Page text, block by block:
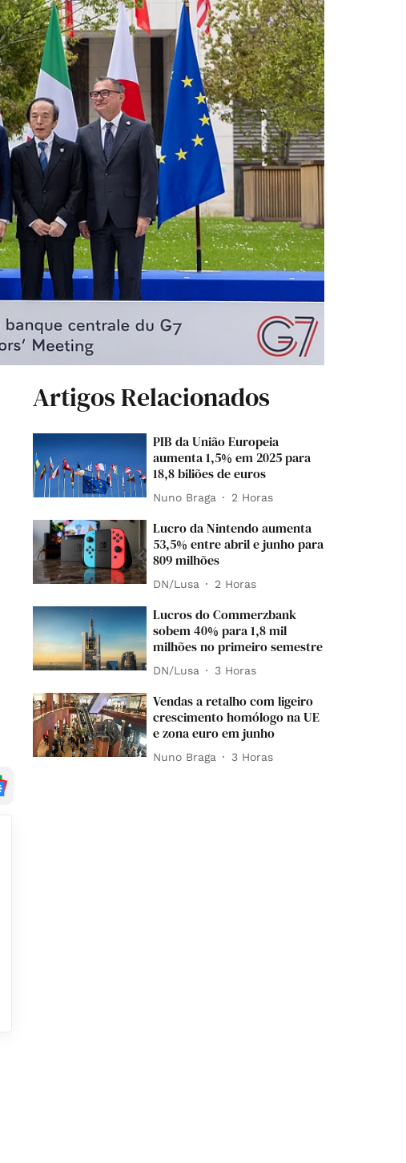
Artigos Relacionados
PIB da União Europeia
aumenta 1,5% em 2025 para
18,8 biliões de euros
Nuno Braga 2 Horas
Lucro da Nintendo aumenta
53,5% entre abril e junho para
809 milhões
DN/Lusa 2 Horas
Lucros do Commerzbank
sobem 40% para 1,8 mil
milhões no primeiro semestre
DN/Lusa 3 Horas
Vendas a retalho com ligeiro
crescimento homólogo na UE
e zona euro em junho
Nuno Braga 3 Horas